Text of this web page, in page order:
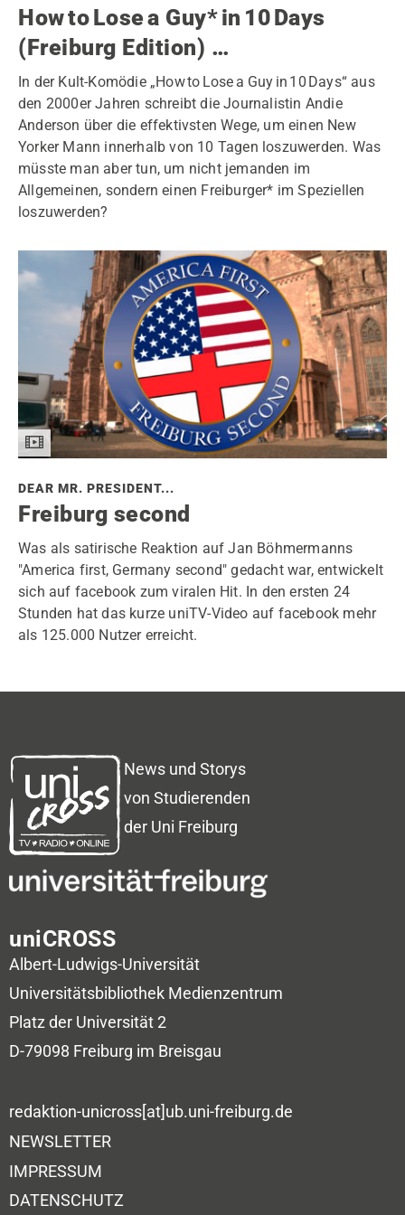
How to Lose a Guy* in 10 Days
(Freiburg Edition) …
In der Kult-Komödie „How to Lose a Guy in 10 Days“ aus
den 2000er Jahren schreibt die Journalistin Andie
Anderson über die effektivsten Wege, um einen New
Yorker Mann innerhalb von 10 Tagen loszuwerden. Was
müsste man aber tun, um nicht jemanden im
Allgemeinen, sondern einen Freiburger* im Speziellen
loszuwerden?
DEAR MR. PRESIDENT...
Freiburg second
Was als satirische Reaktion auf Jan Böhmermanns
"America first, Germany second" gedacht war, entwickelt
sich auf facebook zum viralen Hit. In den ersten 24
Stunden hat das kurze uniTV-Video auf facebook mehr
als 125.000 Nutzer erreicht.
News und Storys
von Studierenden
der Uni Freiburg
uniCROSS
Albert-Ludwigs-Universität
Universitätsbibliothek Medienzentrum
Platz der Universität 2
D-79098 Freiburg im Breisgau
redaktion-unicross[at]ub.uni-freiburg.de
NEWSLETTER
IMPRESSUM
DATENSCHUTZ